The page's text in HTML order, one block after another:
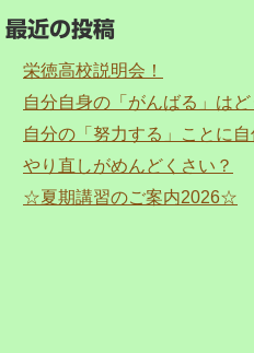
最近の投稿
栄徳高校説明会！
自分自身の「がんばる」は
自分の「努力する」ことに
やり直しがめんどくさい？
☆夏期講習のご案内2026☆